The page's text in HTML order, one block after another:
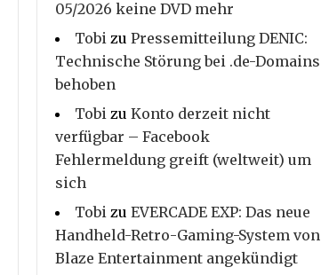
05/2026 keine DVD mehr
Tobi zu Pressemitteilung DENIC:
Technische Störung bei .de-Domains
behoben
Tobi zu Konto derzeit nicht
verfügbar – Facebook
Fehlermeldung greift (weltweit) um
sich
Tobi zu EVERCADE EXP: Das neue
Handheld-Retro-Gaming-System von
Blaze Entertainment angekündigt